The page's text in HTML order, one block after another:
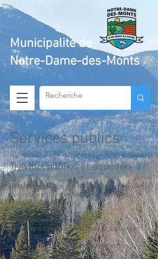
Municipalité de
Notre-Dame-des-Monts
Services publics
Travaux publics et aqueduc
L’équipe du service des travaux publics assure
l’entretien et la réfection d’infrastructures
municipales telles que:
• Rues et chemins municipaux
• Réseau d’égouts domestiques et d’aqueduc
(eau potable)
• Bâtiments municipaux et équipements
récréatifs